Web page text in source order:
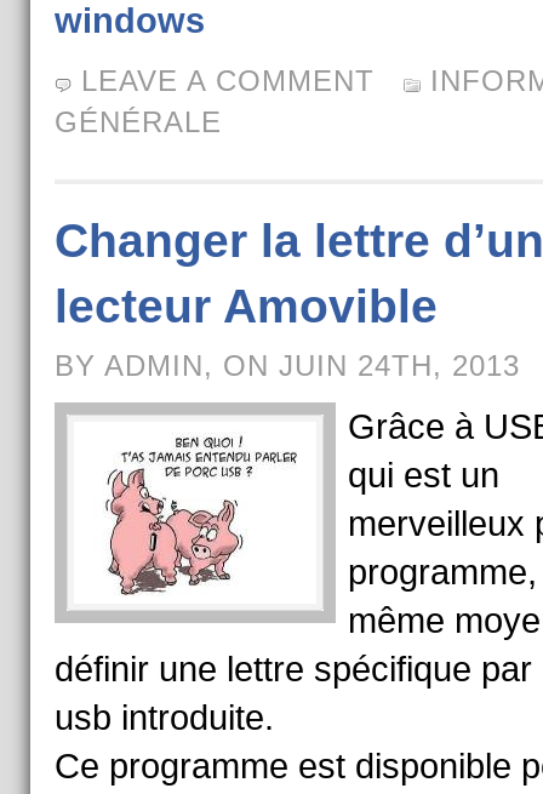
windows
LEAVE A COMMENT
GÉNÉRALE
Changer la lettre d’un
lecteur Amovible
BY ADMIN, ON JUIN 24TH, 2013
Grâce à
qui est un
merveilleux
même
définir une lettre spécifique par
usb introduite.
Ce programme est disponible